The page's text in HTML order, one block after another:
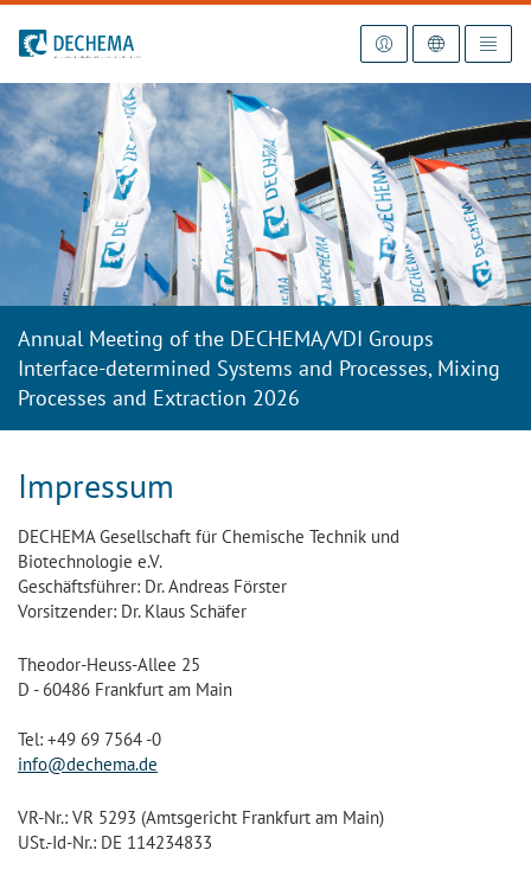
To the homepage
Annual Meeting of the DECHEMA/VDI Groups
Interface-determined Systems and Processes, Mixing
Processes and Extraction 2026
Impressum
DECHEMA Gesellschaft für Chemische Technik und
Biotechnologie e.V.
Geschäftsführer: Dr. Andreas Förster
Vorsitzender: Dr. Klaus Schäfer
Theodor-Heuss-Allee 25
D - 60486 Frankfurt am Main
Tel: +49 69 7564 -0
info@dechema.de
VR-Nr.: VR 5293 (Amtsgericht Frankfurt am Main)
USt.-Id-Nr.: DE 114234833